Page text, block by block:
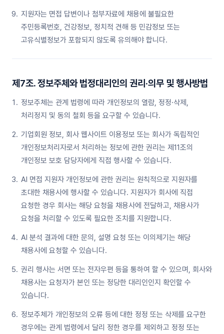
지원자는 면접 답변이나 첨부자료에 채용에 불필요한
주민등록번호, 건강정보, 정치적 견해 등 민감정보 또는
고유식별정보가 포함되지 않도록 유의해야 합니다.
제7조. 정보주체와 법정대리인의 권리·의무 및 행사방법
정보주체는 관계 법령에 따라 개인정보의 열람, 정정·삭제,
처리정지 및 동의 철회 등을 요구할 수 있습니다.
기업회원 정보, 회사 웹사이트 이용정보 또는 회사가 독립적인
개인정보처리자로서 처리하는 정보에 관한 권리는 제11조의
개인정보 보호 담당자에게 직접 행사할 수 있습니다.
AI 면접 지원자 개인정보에 관한 권리는 원칙적으로 지원자를
초대한 채용사에 행사할 수 있습니다. 지원자가 회사에 직접
요청한 경우 회사는 해당 요청을 채용사에 전달하고, 채용사가
요청을 처리할 수 있도록 필요한 조치를 지원합니다.
AI 분석 결과에 대한 문의, 설명 요청 또는 이의제기는 해당
채용사에 요청할 수 있습니다.
권리 행사는 서면 또는 전자우편 등을 통하여 할 수 있으며, 회사와
채용사는 요청자가 본인 또는 정당한 대리인인지 확인할 수
있습니다.
정보주체가 개인정보의 오류 등에 대한 정정 또는 삭제를 요구한
경우에는 관계 법령에서 달리 정한 경우를 제외하고 정정 또는